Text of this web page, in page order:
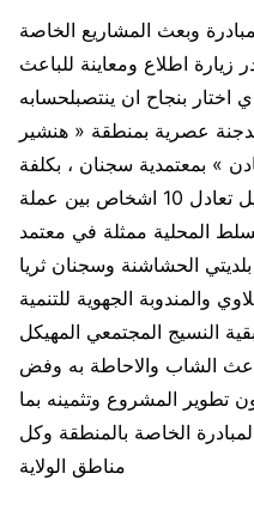
وبعث المشاريع الخاصة
اطلاع ومعاينة للباعث
بنجاح ان ينتصبلحسابه
عصرية بمنطقة « هنشير
» بمعتمدية سجنان ، بكلفة
تجاوزت الـ1.5 م د وطاقة تشغيل تعادل 10 اشخاص بين عملة
المحلية ممثلة في معتمد
الحشاشنة وسجنان ثريا
والمندوبة الجهوية للتنمية
النسيج المجتمعي المهيكل
الشاب والاحاطة به وفض
تطوير المشروع وتثمينه بما
الخاصة بالمنطقة وكل
مناطق الولاية